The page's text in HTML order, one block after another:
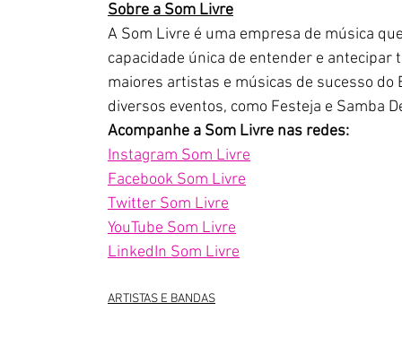
Sobre a Som Livre
A Som Livre é uma empresa de música
capacidade única de entender e
maiores artistas e músicas de sucesso
diversos eventos, como Festeja e Samba
Acompanhe a Som Livre nas redes:
Instagram Som Livre
Facebook Som Livre
Twitter Som Livre
YouTube Som Livre
LinkedIn Som Livre
ARTISTAS E BANDAS